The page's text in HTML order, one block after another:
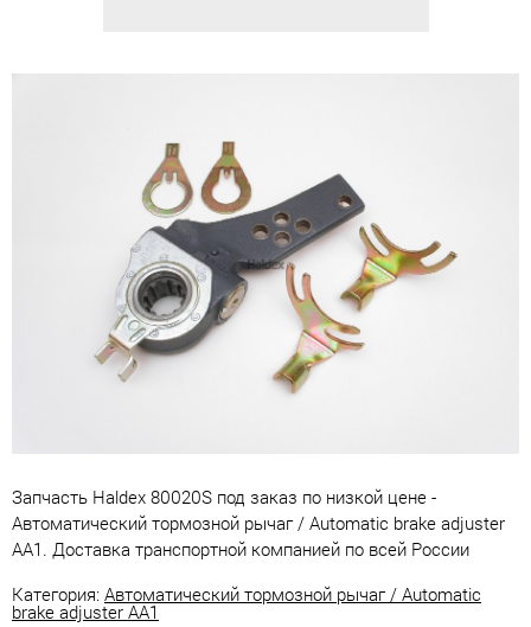
Запчасть Haldex 80020S под заказ по низкой цене -
Автоматический тормозной рычаг / Automatic brake adjuster
AA1. Доставка транспортной компанией по всей России
Категория: Автоматический тормозной рычаг / Automatic
brake adjuster AA1